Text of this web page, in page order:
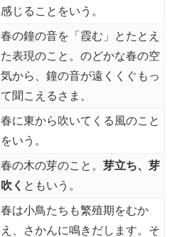
感じることをいう。
春の鐘の音を「霞む」とたとえ
た表現のこと。のどかな春の空
気から、鐘の音が遠くくぐもっ
て聞こえるさま。
春に東から吹いてくる風のこと
をいう。
春の木の芽のこと。 芽立ち、芽
吹く ともいう。
春は小鳥たちも繁殖期をむか
え、さかんに鳴きだします。そ